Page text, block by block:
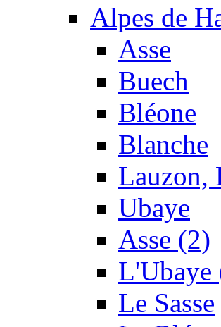
Alpes de
Asse
Buech
Bléone
Blanche
Lauzon,
Ubaye
Asse (2)
L'Ubaye
Le Sasse